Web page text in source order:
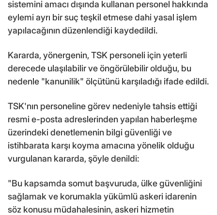
sistemini amacı dışında kullanan personel hakkında
eylemi ayrı bir suç teşkil etmese dahi yasal işlem
yapılacağının düzenlendiği kaydedildi.
Kararda, yönergenin, TSK personeli için yeterli
derecede ulaşılabilir ve öngörülebilir olduğu, bu
nedenle "kanunilik" ölçütünü karşıladığı ifade edildi.
TSK'nın personeline görev nedeniyle tahsis ettiği
resmi e-posta adreslerinden yapılan haberleşme
üzerindeki denetlemenin bilgi güvenliği ve
istihbarata karşı koyma amacına yönelik olduğu
vurgulanan kararda, şöyle denildi:
"Bu kapsamda somut başvuruda, ülke güvenliğini
sağlamak ve korumakla yükümlü askeri idarenin
söz konusu müdahalesinin, askeri hizmetin